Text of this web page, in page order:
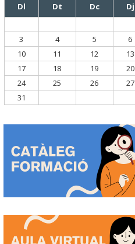
Dl Dt Dc Dj
3
4 5 6
10
11 12 13
17
18 19 20
24
25 26 27
31